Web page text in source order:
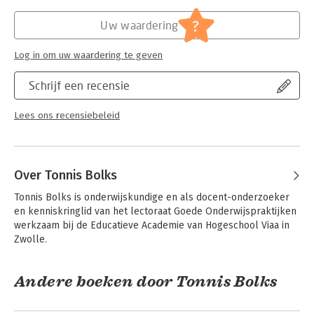
wordt betekenis gegeven aan de ervaringen, de gevoelens, de
gedachten en de motieven die een rol spelen binnen de
communicatie met ouders en hun kinderen. Daarbij komen
persoonlijke kwaliteiten naar voren en worden leerpunten
aangereikt.
Doelgroep
Dit boek is bedoeld voor Pabo-studenten en leerkrachten in
Communicatie en media
Schrijf een recensie
Lees ons recensiebeleid
Uw waardering ?
Log in om uw waardering te geven
Over Tonnis Bolks
Tonnis Bolks is onderwijskundige en als docent-onderzoeker
en kenniskringlid van het lectoraat Goede Onderwijspraktijken
werkzaam bij de Educatieve Academie van Hogeschool Viaa in
Zwolle.
Andere boeken door Tonnis Bolks